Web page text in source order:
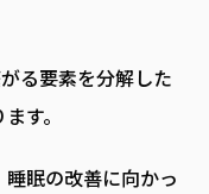
る要素を分解した
す。
眠の改善に向かっ